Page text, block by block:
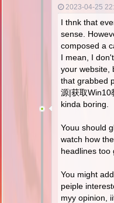
2023-04-25
I thnk that
sense.
composed a
I mean, I
your website,
that grabbed
源|获取Win10
kinda boring.
Youu should
watch how
headlines too
You might
peiple
myy opinion,